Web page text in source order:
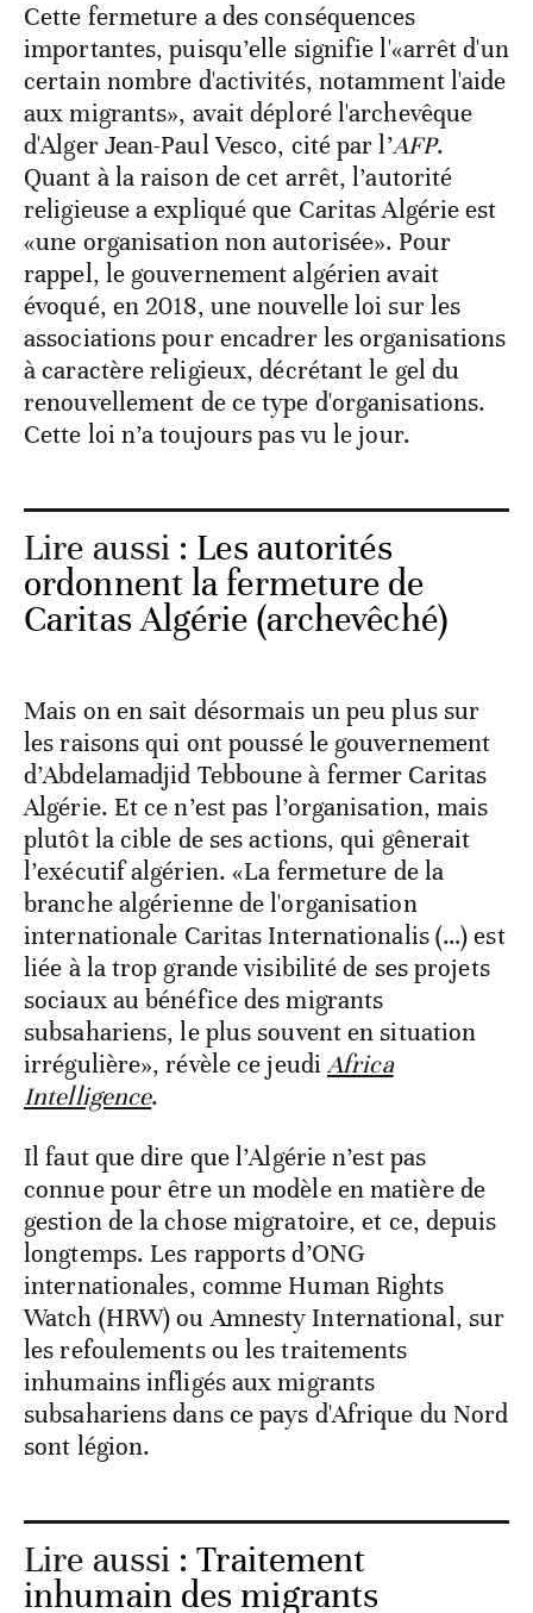
Cette fermeture a des conséquences
importantes, puisqu’elle signifie l'«arrêt d'un
certain nombre d'activités, notamment l'aide
aux migrants», avait déploré l'archevêque
d'Alger Jean-Paul Vesco, cité par l’AFP.
Quant à la raison de cet arrêt, l’autorité
religieuse a expliqué que Caritas Algérie est
«une organisation non autorisée». Pour
rappel, le gouvernement algérien avait
évoqué, en 2018, une nouvelle loi sur les
associations pour encadrer les organisations
à caractère religieux, décrétant le gel du
renouvellement de ce type d'organisations.
Cette loi n’a toujours pas vu le jour.
Lire aussi : Les autorités
ordonnent la fermeture de
Caritas Algérie (archevêché)
Mais on en sait désormais un peu plus sur
les raisons qui ont poussé le gouvernement
d’Abdelamadjid Tebboune à fermer Caritas
Algérie. Et ce n’est pas l’organisation, mais
plutôt la cible de ses actions, qui gênerait
l’exécutif algérien. «La fermeture de la
branche algérienne de l'organisation
internationale Caritas Internationalis (…) est
liée à la trop grande visibilité de ses projets
sociaux au bénéfice des migrants
subsahariens, le plus souvent en situation
irrégulière», révèle ce jeudiAfrica
Intelligence.
Il faut que dire que l’Algérie n’est pas
connue pour être un modèle en matière de
gestion de la chose migratoire, et ce, depuis
longtemps. Les rapports d’ONG
internationales, comme Human Rights
Watch (HRW) ou Amnesty International, sur
les refoulements ou les traitements
inhumains infligés aux migrants
subsahariens dans ce pays d'Afrique du Nord
sont légion.
Lire aussi :Traitement
inhumain des migrants